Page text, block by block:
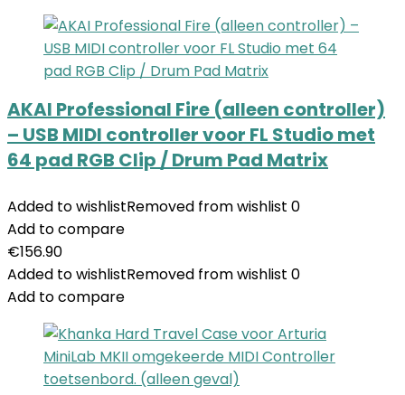
AKAI Professional Fire (alleen controller)
– USB MIDI controller voor FL Studio met
64 pad RGB Clip / Drum Pad Matrix
Added to wishlistRemoved from wishlist 0
Add to compare
€156.90
Added to wishlistRemoved from wishlist 0
Add to compare